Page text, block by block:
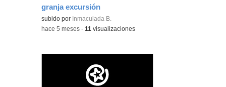
granja excursión
Contenido educativo.
subido por Inmaculada B.
-hace 5 meses -11 visualizaciones